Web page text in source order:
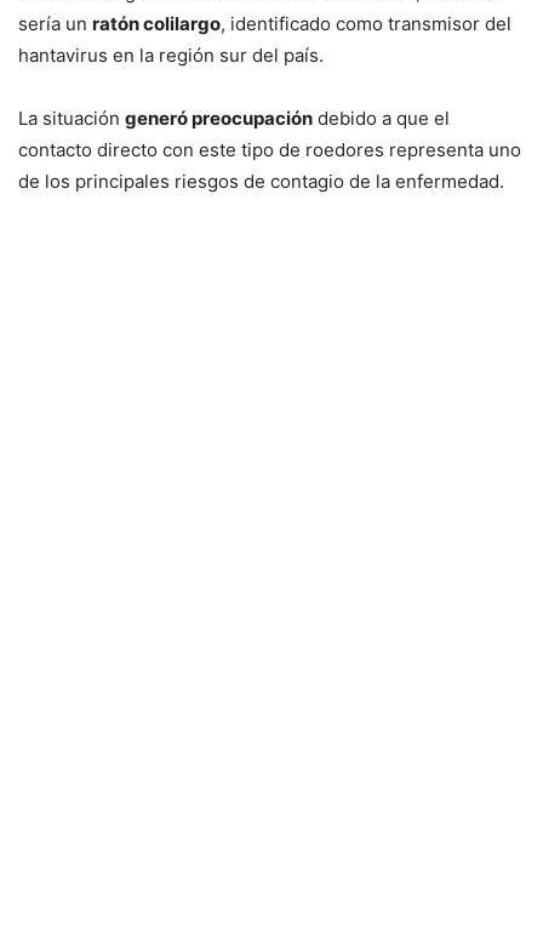
sería un ratón colilargo, identificado como transmisor del
hantavirus en la región sur del país.
La situación generó preocupación debido a que el
contacto directo con este tipo de roedores representa uno
de los principales riesgos de contagio de la enfermedad.